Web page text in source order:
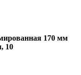
170 мм
10